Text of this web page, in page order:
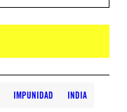
IMPUNIDAD INDIA